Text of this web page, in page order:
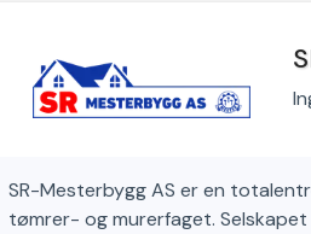
SR-Mesterbygg AS er en
tømrer- og murerfaget.